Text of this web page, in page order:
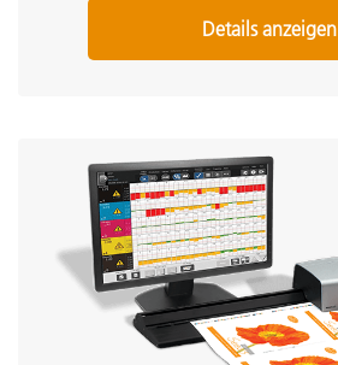
Details anzeigen